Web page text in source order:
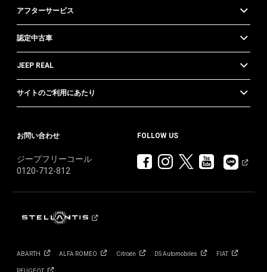
アフターサービス
認定中古車
JEEP REAL
サイトのご利用にあたり
お問い合わせ
ジープフリーコール
0120-712-812
FOLLOW US
ABARTH ALFA ROMEO Citroën DSAutomobiles FIAT